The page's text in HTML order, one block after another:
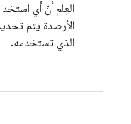
العِلم أنّ أي
الأرصدة يتم
الذي تستخدمه.